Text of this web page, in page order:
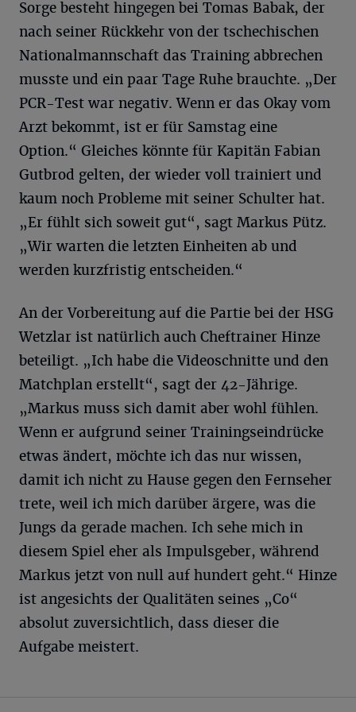
Sorge besteht hingegen bei Tomas Babak, der
nach seiner Rückkehr von der tschechischen
Nationalmannschaft das Training abbrechen
musste und ein paar Tage Ruhe brauchte. „Der
PCR-Test war negativ. Wenn er das Okay vom
Arzt bekommt, ist er für Samstag eine
Option.“ Gleiches könnte für Kapitän Fabian
Gutbrod gelten, der wieder voll trainiert und
kaum noch Probleme mit seiner Schulter hat.
„Er fühlt sich soweit gut“, sagt Markus Pütz.
„Wir warten die letzten Einheiten ab und
werden kurzfristig entscheiden.“
An der Vorbereitung auf die Partie bei der HSG
Wetzlar ist natürlich auch Cheftrainer Hinze
beteiligt. „Ich habe die Videoschnitte und den
Matchplan erstellt“, sagt der 42-Jährige.
„Markus muss sich damit aber wohl fühlen.
Wenn er aufgrund seiner Trainingseindrücke
etwas ändert, möchte ich das nur wissen,
damit ich nicht zu Hause gegen den Fernseher
trete, weil ich mich darüber ärgere, was die
Jungs da gerade machen. Ich sehe mich in
diesem Spiel eher als Impulsgeber, während
Markus jetzt von null auf hundert geht.“ Hinze
ist angesichts der Qualitäten seines „Co“
absolut zuversichtlich, dass dieser die
Aufgabe meistert.